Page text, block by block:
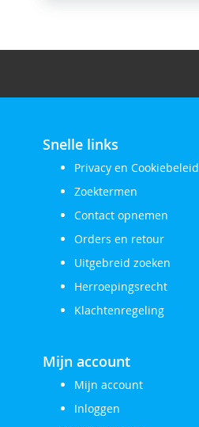
Snelle links
Privacy en Cookiebeleid
Zoektermen
Contact opnemen
Orders en retour
Uitgebreid zoeken
Herroepingsrecht
Klachtenregeling
Mijn account
Mijn account
Inloggen